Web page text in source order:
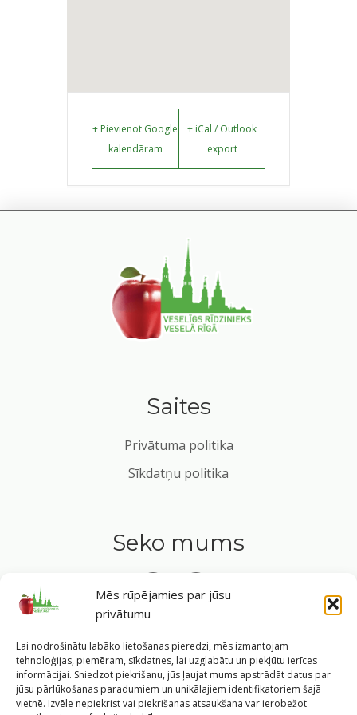
Mēs rūpējamies par jūsu
privātumu
Lai nodrošinātu labāko lietošanas pieredzi, mēs izmantojam
tehnoloģijas, piemēram, sīkdatnes, lai uzglabātu un piekļūtu ierīces
informācijai. Sniedzot piekrišanu, jūs ļaujat mums apstrādāt datus par
jūsu pārlūkošanas paradumiem un unikālajiem identifikatoriem šajā
vietnē. Izvēle nepiekrist vai piekrišanas atsaukšana var ierobežot
+ Pievienot Google
kalendāram
+ iCal / Outlook
export
Saites
Privātuma politika
Sīkdatņu politika
Seko mums
©2026 Veselīgs rīdzinieks veselā Rīgā |Pārpublicējot